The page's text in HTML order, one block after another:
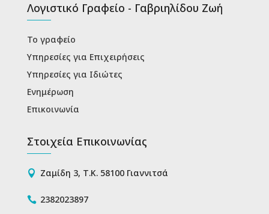
Λογιστικό Γραφείο - Γαβριηλίδου Ζωή
Το γραφείο
Υπηρεσίες για Επιχειρήσεις
Υπηρεσίες για Ιδιώτες
Ενημέρωση
Επικοινωνία
Στοιχεία Επικοινωνίας
 Ζαμίδη 3, Τ.Κ. 58100 Γιαννιτσά
 2382023897